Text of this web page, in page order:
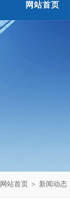
网站首页
网站首页 ＞ 新闻动态